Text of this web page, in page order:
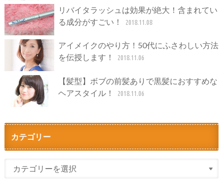
リバイタラッシュは効果が絶大！含まれてい
る成分がすごい！
2018.11.08
アイメイクのやり方！50代にふさわしい方法
を伝授します！
2018.11.06
【髪型】ボブの前髪ありで黒髪におすすめな
ヘアスタイル！
2018.11.06
カテゴリー